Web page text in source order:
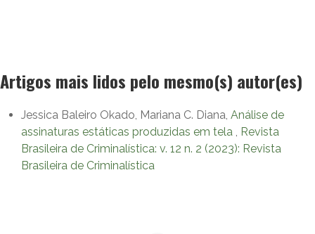
Artigos mais lidos pelo mesmo(s) autor(es)
Jessica Baleiro Okado, Mariana C. Diana, Análise de
assinaturas estáticas produzidas em tela
Revista
Brasileira de Criminalística: v. 12 n. 2 (2023): Revista
Brasileira de Criminalística